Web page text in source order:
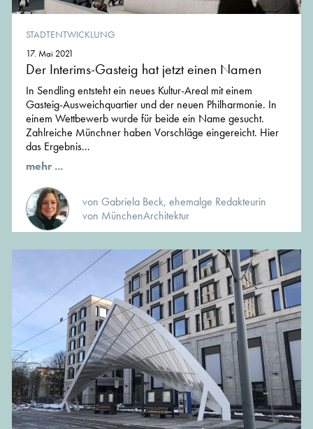
STADTENTWICKLUNG
17. Mai 2021
Der Interims-Gasteig hat jetzt einen Namen
In Sendling entsteht ein neues Kultur-Areal mit einem
Gasteig-Ausweichquartier und der neuen Philharmonie. In
einem Wettbewerb wurde für beide ein Name gesucht.
Zahlreiche Münchner haben Vorschläge eingereicht. Hier
das Ergebnis...
mehr ...
von Gabriela Beck, ehemalge Redakteurin
von MünchenArchitektur